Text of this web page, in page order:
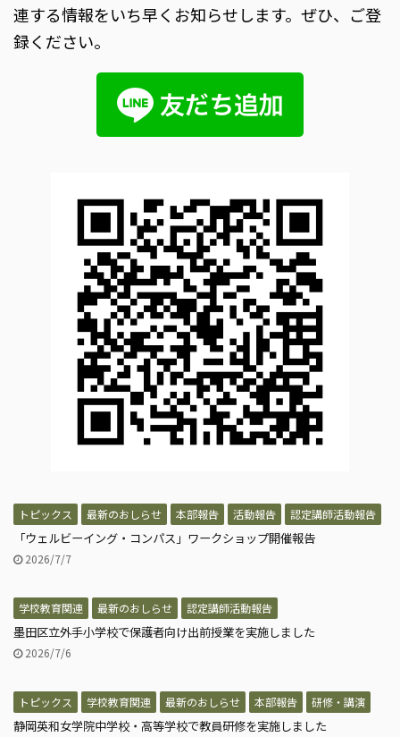
連する情報をいち早くお知らせします。ぜひ、ご登
録ください。
トピックス 最新のおしらせ 本部報告 活動報告 認定講師活動報告
「ウェルビーイング・コンパス」ワークショップ開催報告
2026/7/7
学校教育関連 最新のおしらせ 認定講師活動報告
墨田区立外手小学校で保護者向け出前授業を実施しました
2026/7/6
トピックス 学校教育関連 最新のおしらせ 本部報告 研修・講演
静岡英和女学院中学校・高等学校で教員研修を実施しました